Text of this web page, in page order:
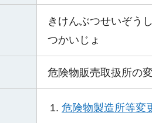
きけんぶつせいぞう
つかいじょ
危険物販売取扱所の
危険物製造所等変